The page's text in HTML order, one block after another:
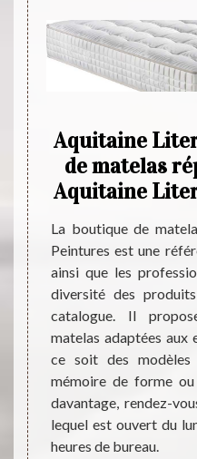
à
des
ce
de
et
à
Aquitaine
de matelas
Aquitaine
La boutique de
Peintures est une
ainsi que les
diversité des
catalogue. Il
matelas adaptées aux
ce soit des
mémoire de forme
davantage, rendez-
lequel est ouvert du
heures de bureau.